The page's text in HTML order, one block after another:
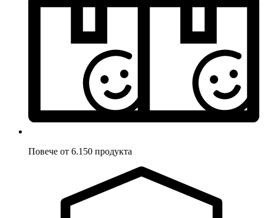
Повече от 6.150 продукта